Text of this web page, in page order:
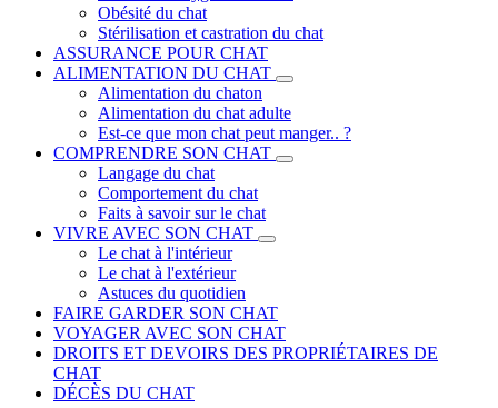
Obésité du chat
Stérilisation et castration du chat
ASSURANCE POUR CHAT
ALIMENTATION DU CHAT
Alimentation du chaton
Alimentation du chat adulte
Est-ce que mon chat peut manger.. ?
COMPRENDRE SON CHAT
Langage du chat
Comportement du chat
Faits à savoir sur le chat
VIVRE AVEC SON CHAT
Le chat à l'intérieur
Le chat à l'extérieur
Astuces du quotidien
FAIRE GARDER SON CHAT
VOYAGER AVEC SON CHAT
DROITS ET DEVOIRS DES PROPRIÉTAIRES DE
CHAT
DÉCÈS DU CHAT